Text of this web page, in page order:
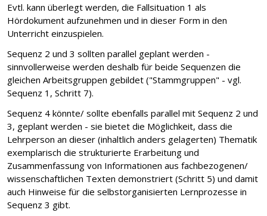
Evtl. kann überlegt werden, die Fallsituation 1 als
Hördokument aufzunehmen und in dieser Form in den
Unterricht einzuspielen.
Sequenz 2 und 3 sollten parallel geplant werden -
sinnvollerweise werden deshalb für beide Sequenzen die
gleichen Arbeitsgruppen gebildet ("Stammgruppen" - vgl.
Sequenz 1, Schritt 7).
Sequenz 4 könnte/ sollte ebenfalls parallel mit Sequenz 2 und
3, geplant werden - sie bietet die Möglichkeit, dass die
Lehrperson an dieser (inhaltlich anders gelagerten) Thematik
exemplarisch die strukturierte Erarbeitung und
Zusammenfassung von Informationen aus fachbezogenen/
wissenschaftlichen Texten demonstriert (Schritt 5) und damit
auch Hinweise für die selbstorganisierten Lernprozesse in
Sequenz 3 gibt.